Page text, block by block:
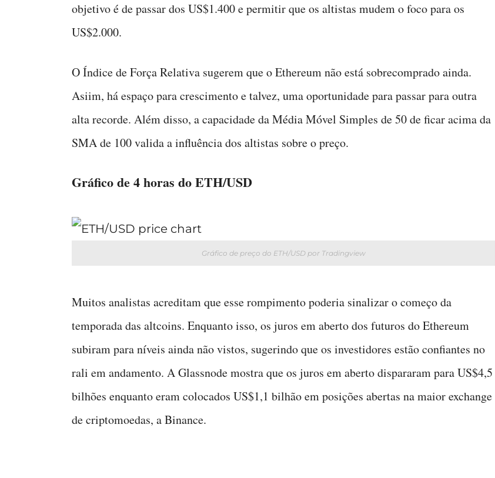
objetivo é de passar dos US$1.400 e permitir que os altistas mudem o foco para os
US$2.000.
O Índice de Força Relativa sugerem que o Ethereum não está sobrecomprado ainda.
Asiim, há espaço para crescimento e talvez, uma oportunidade para passar para outra
alta recorde. Além disso, a capacidade da Média Móvel Simples de 50 de ficar acima da
SMA de 100 valida a influência dos altistas sobre o preço.
Gráfico de 4 horas do ETH/USD
Gráfico de preço do ETH/USD por Tradingview
Muitos analistas acreditam que esse rompimento poderia sinalizar o começo da
temporada das altcoins. Enquanto isso, os juros em aberto dos futuros do Ethereum
subiram para níveis ainda não vistos, sugerindo que os investidores estão confiantes no
rali em andamento. A Glassnode mostra que os juros em aberto dispararam para US$4,5
bilhões enquanto eram colocados US$1,1 bilhão em posições abertas na maior exchange
de criptomoedas, a Binance.